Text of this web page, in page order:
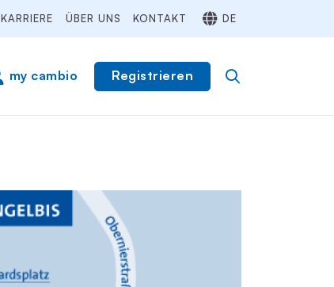
KARRIERE ÜBER UNS KONTAKT DE
my cambio Registrieren